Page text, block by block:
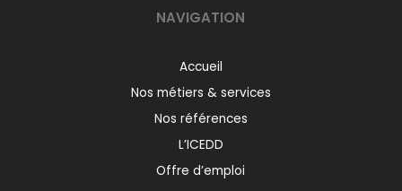
NAVIGATION
Accueil
Nos métiers & services
Nos références
L’ICEDD
Offre d’emploi